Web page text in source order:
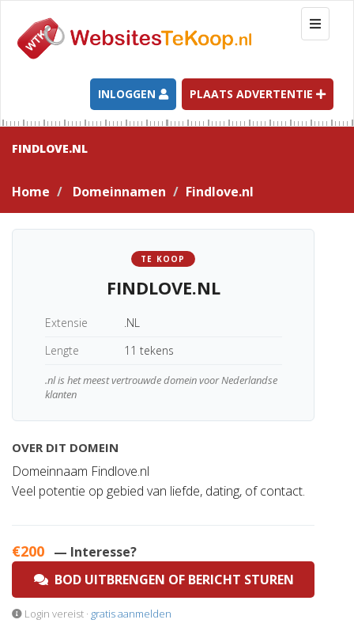
T
o
g
l
e
n
a
t
INLOGGEN PLAATS ADVERTENTIE
FINDLOVE.NL
Home Domeinnamen Findlove.nl
TE KOOP
FINDLOVE.NL
Extensie
.NL
Lengte
11 tekens
.nl is het meest vertrouwde domein voor Nederlandse
klanten
OVER DIT DOMEIN
Domeinnaam Findlove.nl
Veel potentie op gebied van liefde, dating, of contact.
€200 — Interesse?
BOD UITBRENGEN OF BERICHT STUREN
Login vereist · gratis aanmelden